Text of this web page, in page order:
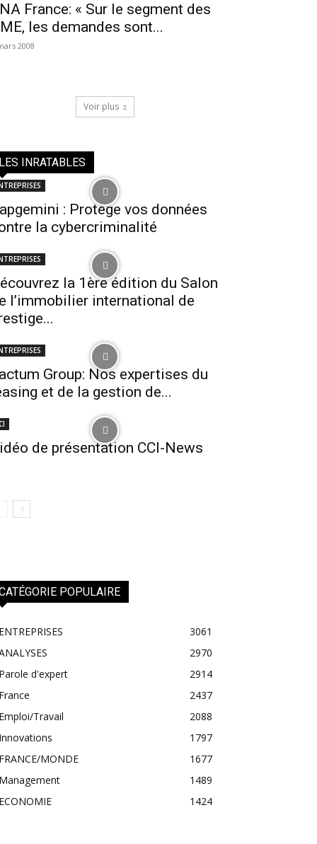
France: « Sur le segment des
les demandes sont...
2008
Voir plus
LES INRATABLES
: Protège vos données
la cybercriminalité
la 1ère édition du Salon
l’immobilier international de
Group: Nos expertises du
et de la gestion de...
de présentation CCI-News
POPULAIRE
ENTREPRISES
3061
2970
Parole d'expert
2914
France
2437
Emploi/Travail
2088
Innovations
1797
FRANCE/MONDE
1677
Management
1489
ECONOMIE
1424